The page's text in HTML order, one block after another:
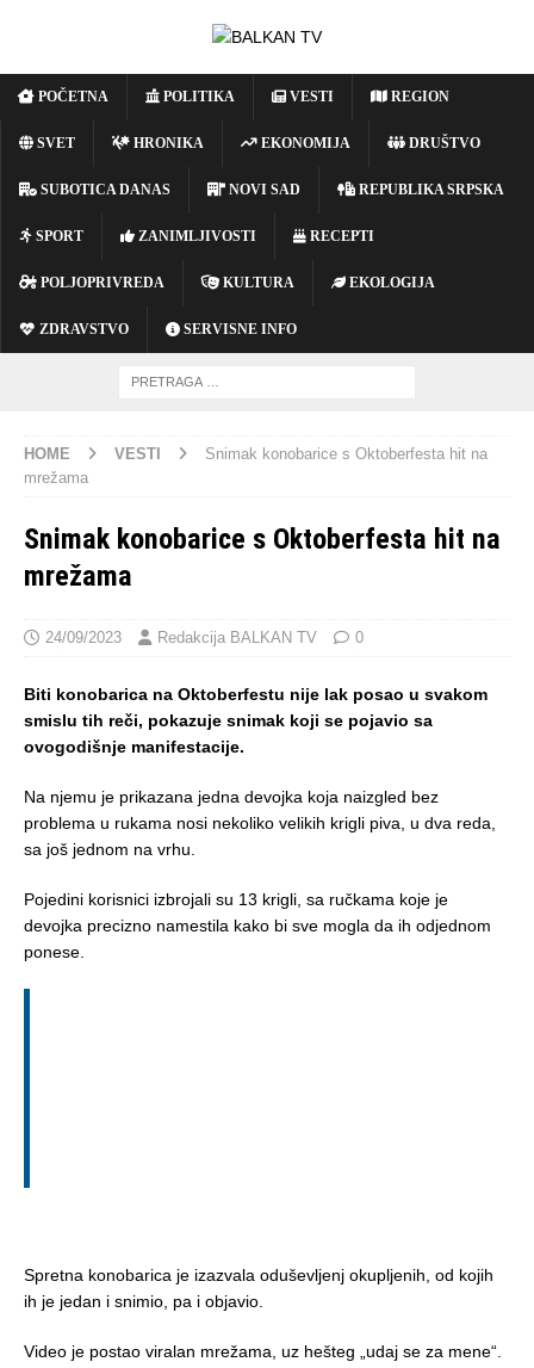
POČETNA POLITIKA VESTI REGION
SVET HRONIKA EKONOMIJA DRUŠTVO
SUBOTICA DANAS NOVI SAD REPUBLIKA SRPSKA
SPORT ZANIMLJIVOSTI RECEPTI
POLJOPRIVREDA KULTURA EKOLOGIJA
ZDRAVSTVO SERVISNE INFO
HOME VESTI
Snimak konobarice s Oktoberfesta hit na
mrežama
Snimak konobarice s Oktoberfesta hit na
mrežama
24/09/2023 Redakcija BALKAN TV 0
Biti konobarica na Oktoberfestu nije lak posao u svakom
smislu tih reči, pokazuje snimak koji se pojavio sa
ovogodišnje manifestacije.
Na njemu je prikazana jedna devojka koja naizgled bez
problema u rukama nosi nekoliko velikih krigli piva, u dva reda,
sa još jednom na vrhu.
Pojedini korisnici izbrojali su 13 krigli, sa ručkama koje je
devojka precizno namestila kako bi sve mogla da ih odjednom
ponese.
Spretna konobarica je izazvala oduševljenj okupljenih, od kojih
ih je jedan i snimio, pa i objavio.
Video je postao viralan mrežama, uz hešteg „udaj se za mene“.